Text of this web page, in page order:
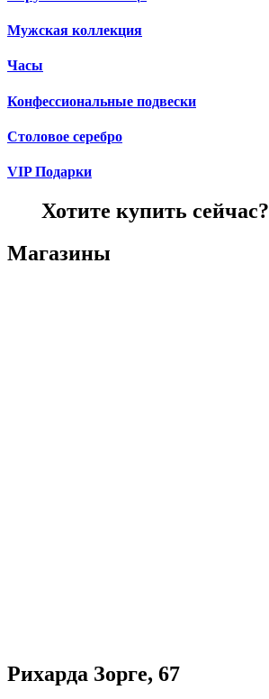
Мужская коллекция
Часы
Конфессиональные подвески
Столовое серебро
VIP Подарки
Хотите купить сейчас?
Магазины
Рихарда Зорге, 67